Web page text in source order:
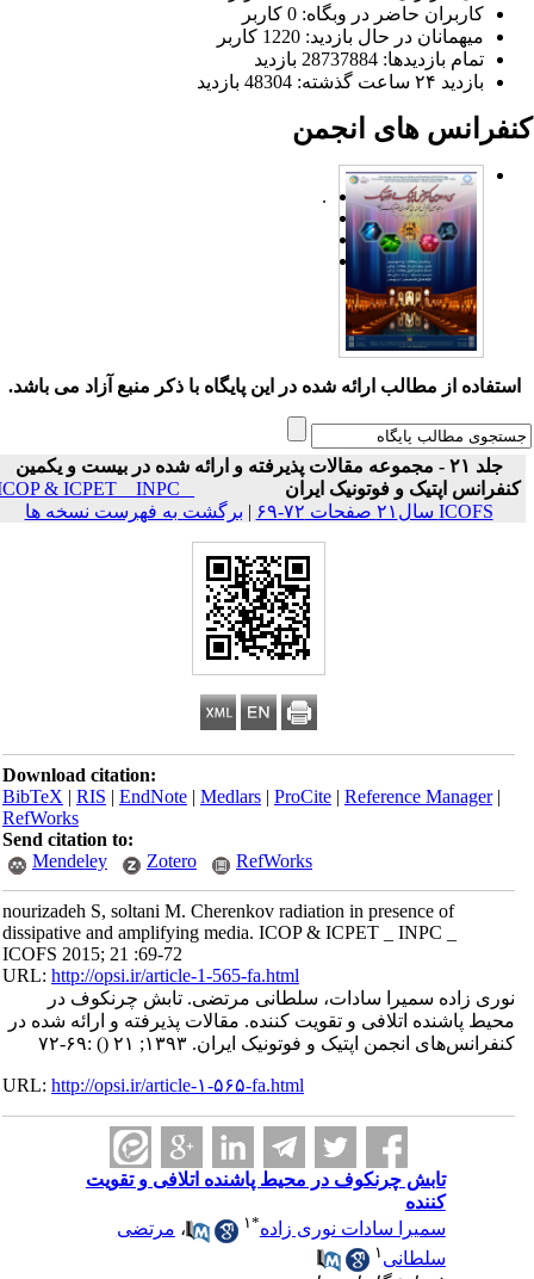
کاربران حاضر در وبگاه: 0 کاربر
میهمانان در حال بازدید: 1220 کاربر
تمام بازدید‌ها: 28737884 بازدید
بازدید ۲۴ ساعت گذشته: 48304 بازدید
های انجمن
.
استفاده از مطالب ارائه شده در این پایگاه با ذکر منبع آزاد می باشد.
جلد ۲۱ - مجموعه مقالات پذیرفته و ارائه شده در بیست و یکمین
کنفرانس اپتیک و فوتونیک ایران
ICOP & ICPET _ INPC _
ICOFS سال۲۱ صفحات ۷۲-۶۹
| برگشت به فهرست نسخه ها
Download citation:
BibTeX|RIS|EndNote|Medlars|ProCite|Reference Manager
RefWorks
Send citation to:
Mendeley
Zotero RefWorks
nourizadeh S, soltani M. Cherenkov radiation in presence of
dissipative and amplifying media. ICOP & ICPET _ INPC _
ICOFS 2015; 21 :69-72
URL:http://opsi.ir/article-1-565-fa.html
نوری زاده سمیرا سادات، سلطانی مرتضی. تابش چرنکوف در
محیط پاشنده اتلافی و تقویت کننده. مقالات پذیرفته و ارائه شده در
کنفرانس‌های انجمن اپتیک و فوتونیک ایران. ۱۳۹۳; ۲۱
() :۶۹-۷۲
URL:http://opsi.ir/article-۱-۵۶۵-fa.html
تابش چرنکوف در محیط پاشنده اتلافی و تقویت
کننده
سمیرا سادات نوری زاده* ۱ ،مرتضی
سلطانی